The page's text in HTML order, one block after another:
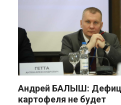
понесли большие
военных сдалась в
Александр
Россияне «услышали
скупают пустующие
белорусских деревнях
Алесандр
работу сельской
Андрей БАЛЫШ:
картофеля не будет